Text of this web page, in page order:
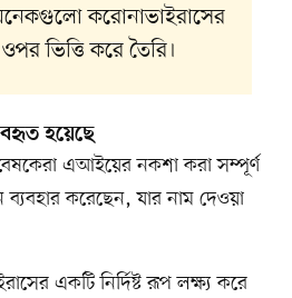
করোনাভাইরাসের
ওপর ভিত্তি করে তৈরি।
হয়েছে
এআইয়ের নকশা করা সম্পূর্ণ
করেছেন, যার নাম দেওয়া
একটি নির্দিষ্ট রূপ লক্ষ্য করে